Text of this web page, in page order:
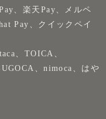
、楽天Pay、メルペ
Pay、クイックペイ
、TOICA、
、nimoca、はや